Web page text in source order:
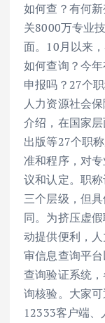
如何查？有何
关8000万专业
面。10月以来
如何查询？今
申报吗？27个
人力资源社会
介绍，在国家层
出版等27个职
准和程序，对
议和认定。职
三个层级，但
同。为挤压虚
动提供便利，
审信息查询平
查询验证系统
询核验。大家
12333客户端